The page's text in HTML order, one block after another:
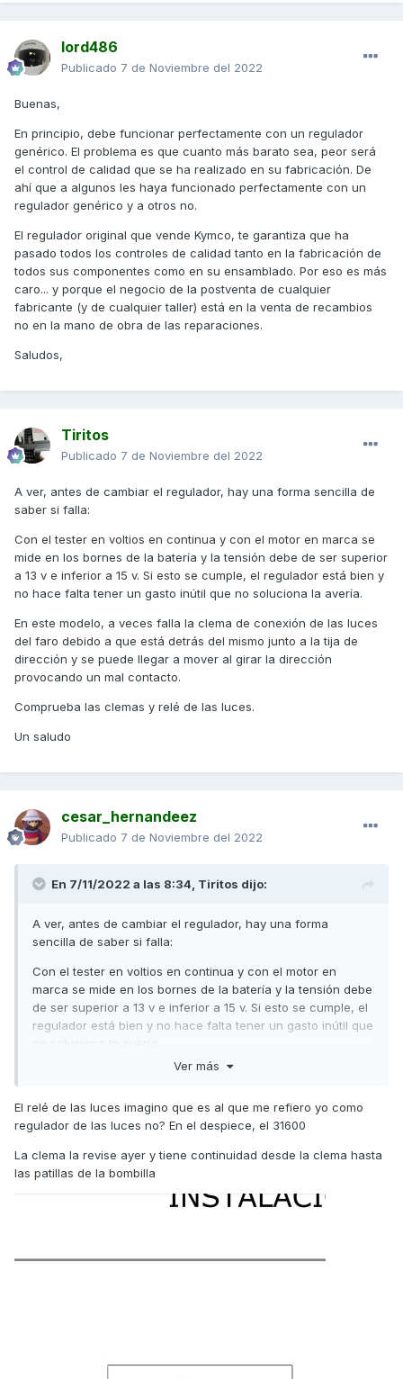
lord486
Publicado 7 de Noviembre del 2022
Buenas,
En principio, debe funcionar perfectamente con un regulador
genérico. El problema es que cuanto más barato sea, peor será
el control de calidad que se ha realizado en su fabricación. De
ahí que a algunos les haya funcionado perfectamente con un
regulador genérico y a otros no.
El regulador original que vende Kymco, te garantiza que ha
pasado todos los controles de calidad tanto en la fabricación de
todos sus componentes como en su ensamblado. Por eso es más
caro... y porque el negocio de la postventa de cualquier
fabricante (y de cualquier taller) está en la venta de recambios
no en la mano de obra de las reparaciones.
Saludos,
Tiritos
Publicado 7 de Noviembre del 2022
A ver, antes de cambiar el regulador, hay una forma sencilla de
saber si falla:
Con el tester en voltios en continua y con el motor en marca se
mide en los bornes de la batería y la tensión debe de ser superior
a 13 v e inferior a 15 v. Si esto se cumple, el regulador está bien y
no hace falta tener un gasto inútil que no soluciona la avería.
En este modelo, a veces falla la clema de conexión de las luces
del faro debido a que está detrás del mismo junto a la tija de
dirección y se puede llegar a mover al girar la dirección
provocando un mal contacto.
Comprueba las clemas y relé de las luces.
Un saludo
cesar_hernandeez
Publicado 7 de Noviembre del 2022
En 7/11/2022 a las 8:34, Tiritos dijo:
A ver, antes de cambiar el regulador, hay una forma
sencilla de saber si falla:
Con el tester en voltios en continua y con el motor en
marca se mide en los bornes de la batería y la tensión debe
de ser superior a 13 v e inferior a 15 v. Si esto se cumple, el
regulador está bien y no hace falta tener un gasto inútil que
no soluciona la avería.
En este modelo, a veces falla la clema de conexión de las
tija de dirección y se puede llegar a mover al girar la
dirección provocando un mal contacto.
Comprueba las clemas y relé de las luces.
Ver más
El relé de las luces imagino que es al que me refiero yo como
regulador de las luces no? En el despiece, el 31600
La clema la revise ayer y tiene continuidad desde la clema hasta
las patillas de la bombilla